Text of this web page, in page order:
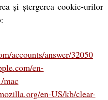
și ștergerea cookie-urilor
accounts/answer/32050
en-
mac
en-US/kb/clear-